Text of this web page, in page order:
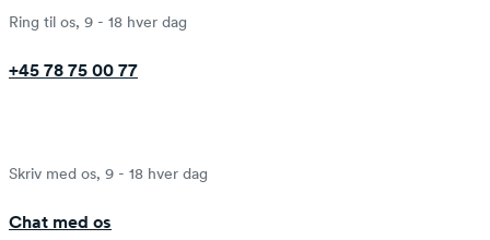
Ring til os, 9 - 18 hver dag
+45 78 75 00 77
Skriv med os, 9 - 18 hver dag
Chat med os